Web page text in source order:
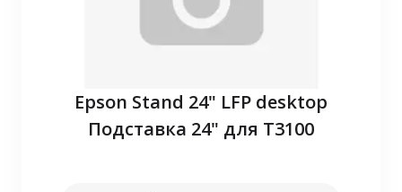
Epson Stand 24" LFP desktop
Подставка 24" для T3100